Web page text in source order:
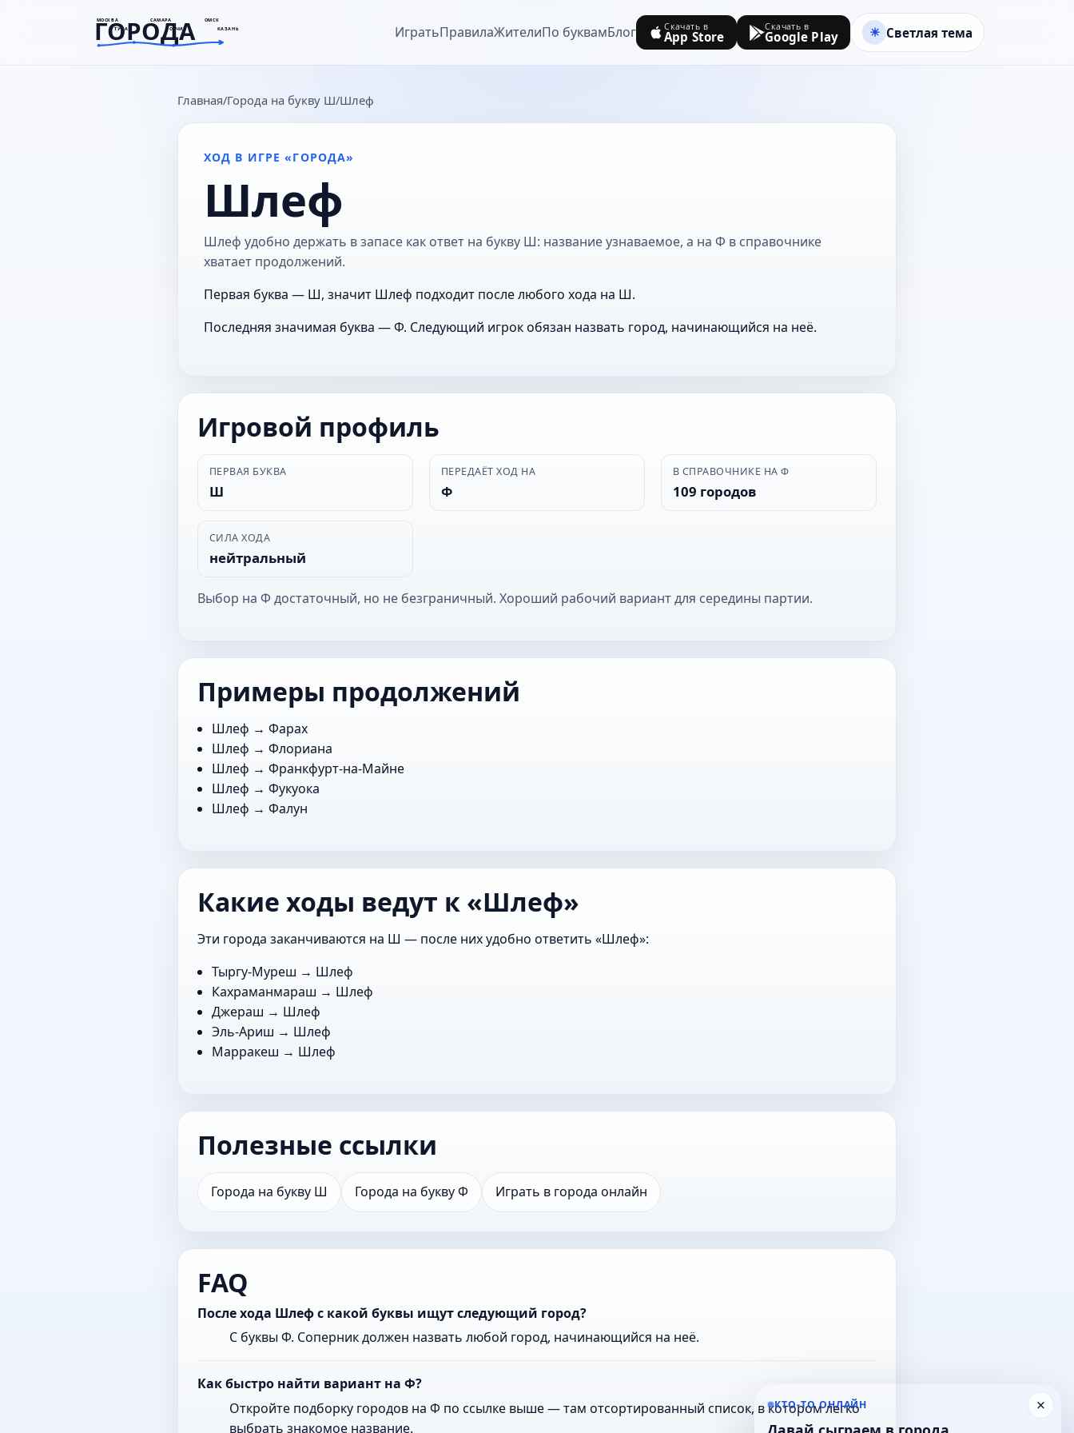
МОСКВА САМАРА ОМСК
ТУЛА СОЧИ КАЗАНЬ
ГОРОДА
goroda-na.ru ИгратьПравилаЖителиПо буквамБлог Скачать в
App Store
Скачать в
Google Play Светлая тема
Главная Города на букву Ш Шлеф
ХОД В ИГРЕ «ГОРОДА»
Шлеф
Шлеф удобно держать в запасе как ответ на букву Ш: название узнаваемое, а на Ф в справочнике
хватает продолжений.
Первая буква — Ш, значит Шлеф подходит после любого хода на Ш.
Последняя значимая буква — Ф. Следующий игрок обязан назвать город, начинающийся на неё.
Игровой профиль
ПЕРВАЯ БУКВА
Ш
ПЕРЕДАЁТ ХОД НА
Ф
В СПРАВОЧНИКЕ НА Ф
109 городов
СИЛА ХОДА
нейтральный
Выбор на Ф достаточный, но не безграничный. Хороший рабочий вариант для середины партии.
Примеры продолжений
Шлеф →Фарах
Шлеф →Флориана
Шлеф →Франкфурт-на-Майне
Шлеф →Фукуока
Шлеф →Фалун
Какие ходы ведут к «Шлеф»
Эти города заканчиваются на Ш — после них удобно ответить «Шлеф»:
Тыргу-Муреш → Шлеф
Кахраманмараш → Шлеф
Джераш → Шлеф
Эль-Ариш → Шлеф
Марракеш → Шлеф
Полезные ссылки
Города на букву Ш Города на букву Ф Играть в города онлайн
FAQ
После хода Шлеф с какой буквы ищут следующий город?
С буквы Ф. Соперник должен назвать любой город, начинающийся на неё.
Как быстро найти вариант на Ф?
Откройте подборку городов на Ф по ссылке выше — там отсортированный список, в котором легко
выбрать знакомое название.
×
КТО-ТО ОНЛАЙН